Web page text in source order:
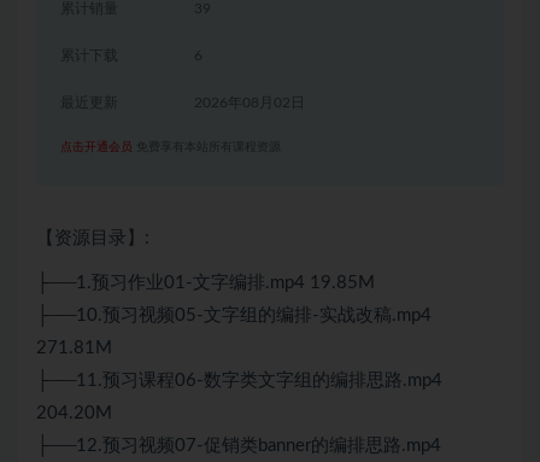
累计销量 39
累计下载 6
2026年08月02日
点击开通会员 免费享有本站所有课程资源
【资源目录】:
├──1.预习作业01-文字编排.mp4 19.85M
├──10.预习视频05-文字组的编排-实战改稿.mp4
271.81M
├──11.预习课程06-数字类文字组的编排思路.mp4
204.20M
├──12.预习视频07-促销类banner的编排思路.mp4